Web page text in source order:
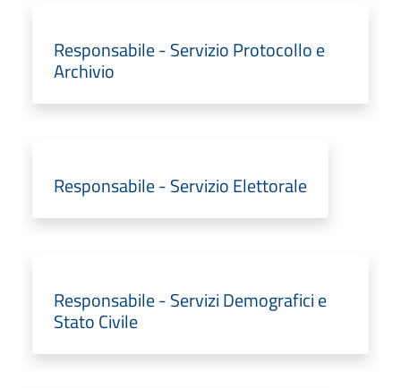
Responsabile - Servizio Protocollo e
Archivio
Responsabile - Servizio Elettorale
Responsabile - Servizi Demografici e
Stato Civile